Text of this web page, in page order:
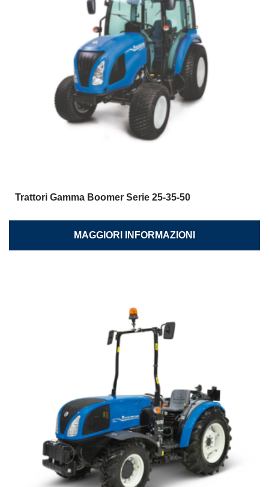
Trattori Gamma Boomer Serie 25-35-50
MAGGIORI INFORMAZIONI